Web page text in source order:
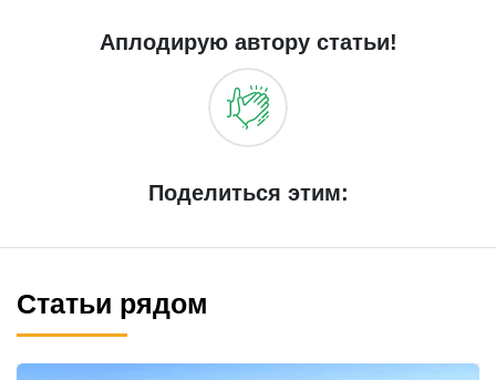
Аплодирую автору статьи!
Поделиться этим:
Статьи рядом